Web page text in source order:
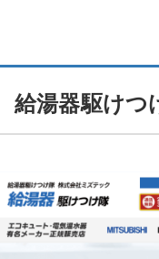
給湯器駆けつ